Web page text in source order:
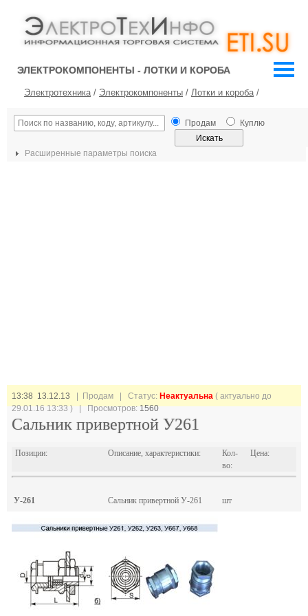
ЭЛЕКТРОКОМПОНЕНТЫ - ЛОТКИ И КОРОБА
Электротехника/ Электрокомпоненты / Лотки и короба/
Продам Куплю
Расширенные параметры поиска
13:38 13.12.13 | Продам | Статус: Неактуальна ( актуально до
29.01.16 13:33 ) | Просмотров:1560
Сальник привертной У261
Позиции: Описание, характеристики:
Кол-
во:
Цена:
У-261 Сальник привертной У-261 шт